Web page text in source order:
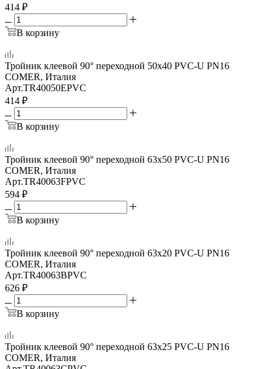
414 ₽
В корзину
Тройник клеевой 90° переходной 50x40 PVC-U PN16
COMER, Италия
Арт.TR40050EPVC
414 ₽
В корзину
Тройник клеевой 90° переходной 63x50 PVC-U PN16
COMER, Италия
Арт.TR40063FPVC
594 ₽
В корзину
Тройник клеевой 90° переходной 63x20 PVC-U PN16
COMER, Италия
Арт.TR40063BPVC
626 ₽
В корзину
Тройник клеевой 90° переходной 63x25 PVC-U PN16
COMER, Италия